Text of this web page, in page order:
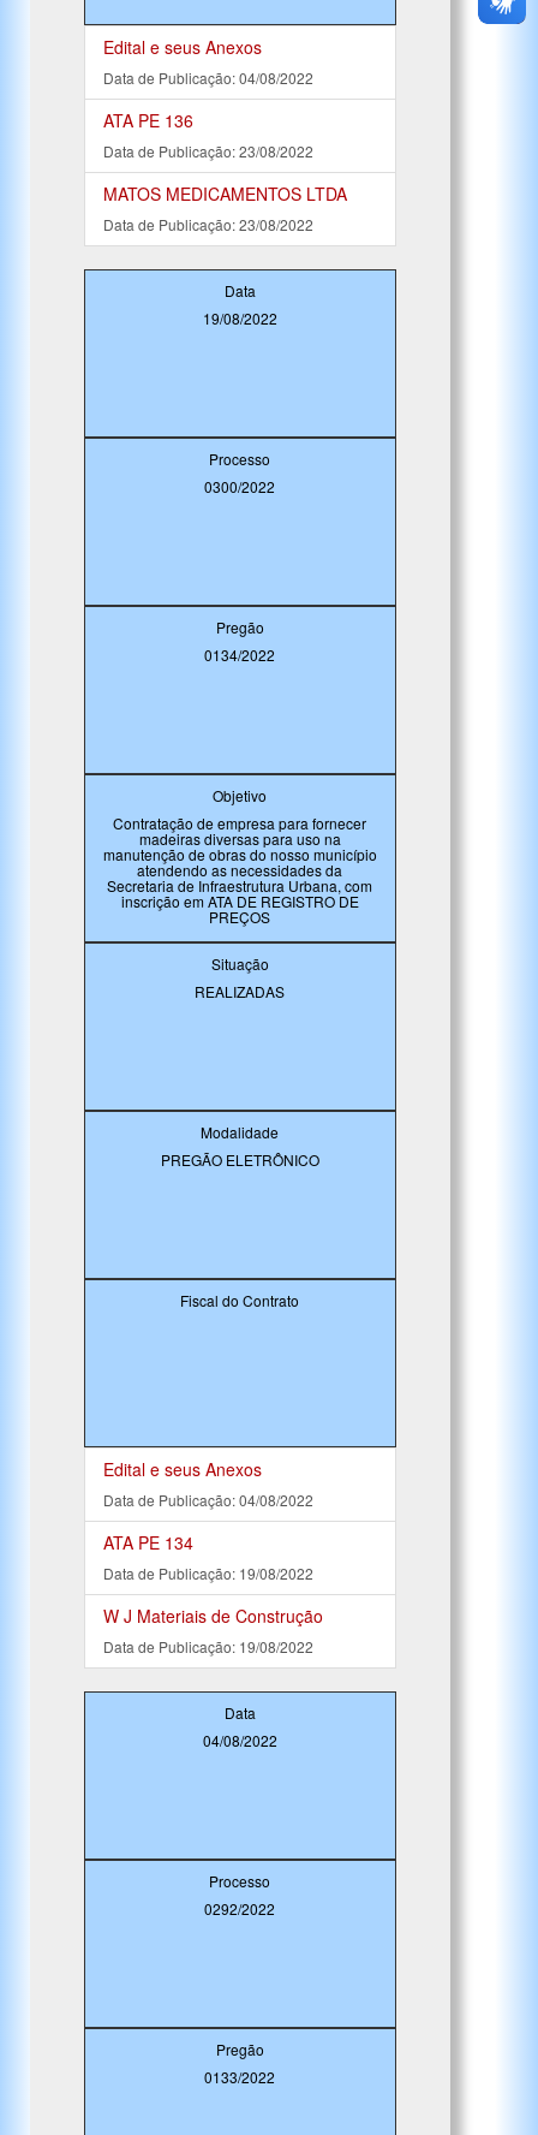
Edital e seus Anexos
Data de Publicação: 04/08/2022
ATA PE 136
Data de Publicação: 23/08/2022
MATOS MEDICAMENTOS LTDA
Data de Publicação: 23/08/2022
Data
19/08/2022
Processo
0300/2022
Pregão
0134/2022
Objetivo
Contratação de empresa para fornecer
madeiras diversas para uso na
manutenção de obras do nosso município
atendendo as necessidades da
Secretaria de Infraestrutura Urbana, com
inscrição em ATA DE REGISTRO DE
PREÇOS
Situação
REALIZADAS
Modalidade
PREGÃO ELETRÔNICO
Fiscal do Contrato
Edital e seus Anexos
Data de Publicação: 04/08/2022
ATA PE 134
Data de Publicação: 19/08/2022
W J Materiais de Construção
Data de Publicação: 19/08/2022
Data
04/08/2022
Processo
0292/2022
Pregão
0133/2022